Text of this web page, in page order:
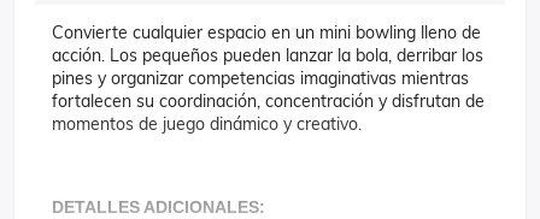
Convierte cualquier espacio en un mini bowling lleno de
acción. Los pequeños pueden lanzar la bola, derribar los
pines y organizar competencias imaginativas mientras
fortalecen su coordinación, concentración y disfrutan de
momentos de juego dinámico y creativo.
DETALLES ADICIONALES: